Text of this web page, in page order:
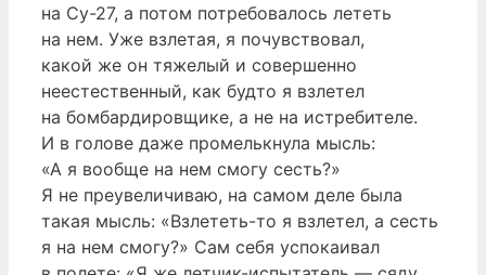
на Су-27, а потом потребовалось лететь
на нем. Уже взлетая, я почувствовал,
какой же он тяжелый и совершенно
неестественный, как будто я взлетел
на бомбардировщике, а не на истребителе.
И в голове даже промелькнула мысль:
«А я вообще на нем смогу сесть?»
Я не преувеличиваю, на самом деле была
такая мысль: «Взлететь-то я взлетел, а сесть
я на нем смогу?» Сам себя успокаивал